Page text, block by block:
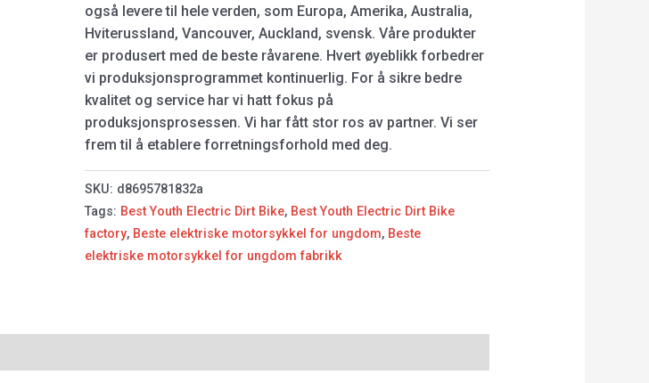
også levere til hele verden, som Europa, Amerika, Australia,
Hviterussland, Vancouver, Auckland, svensk. Våre produkter
er produsert med de beste råvarene. Hvert øyeblikk forbedrer
vi produksjonsprogrammet kontinuerlig. For å sikre bedre
kvalitet og service har vi hatt fokus på
produksjonsprosessen. Vi har fått stor ros av partner. Vi ser
frem til å etablere forretningsforhold med deg.
SKU: d8695781832a
Tags: Best Youth Electric Dirt Bike, Best Youth Electric Dirt Bike
factory, Beste elektriske motorsykkel for ungdom, Beste
elektriske motorsykkel for ungdom fabrikk